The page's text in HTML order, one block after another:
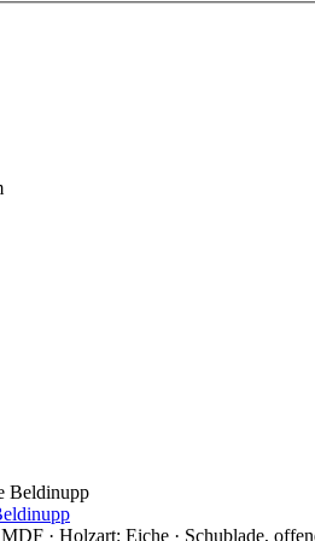
· Holzart: Eiche · Schublade,